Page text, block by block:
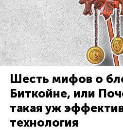
Шесть мифов о
Биткойне, или
такая уж
технология